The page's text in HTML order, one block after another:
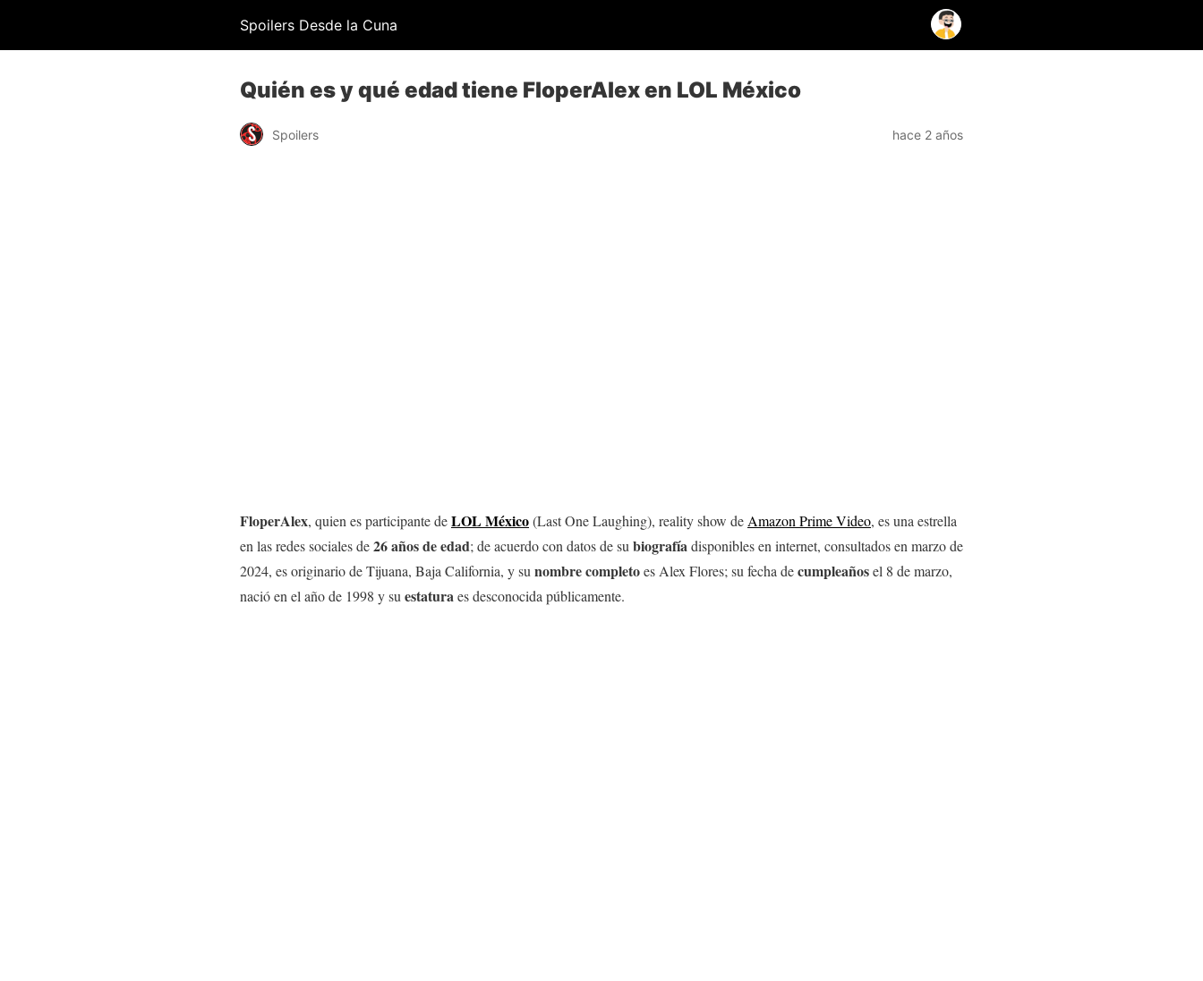
Spoilers Desde la Cuna
Quién es y qué edad tiene FloperAlex en LOL México
Spoilers hace 2 años
FloperAlex, quien es participante deLOL México(Last One Laughing), reality show de Amazon Prime Video, es una estrella
en las redes sociales de26 años de edad; de acuerdo con datos de su biografíadisponibles en internet, consultados en marzo de
2024, es originario de Tijuana, Baja California, y su nombrecompletoes Alex Flores; su fecha decumpleañosel 8 de marzo,
nació en el año de 1998 y su estaturaes desconocida públicamente.